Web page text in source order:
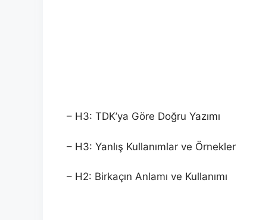
– H3: TDK’ya Göre Doğru Yazımı
– H3: Yanlış Kullanımlar ve Örnekler
– H2: Birkaçın Anlamı ve Kullanımı